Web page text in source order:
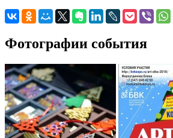
Фотографии события